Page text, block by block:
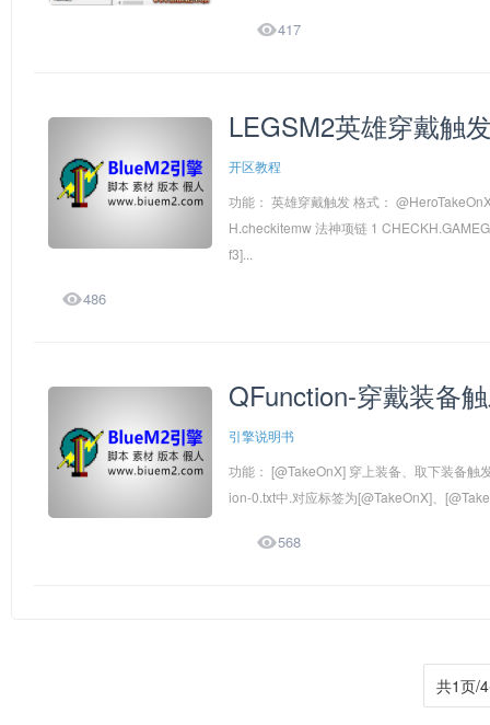
417
LEGSM2英雄穿戴触
开区教程
功能： 英雄穿戴触发 格式：
H.checkitemw 法神项链 1
f3]...
486
QFunction-穿戴装备
引擎说明书
功能： [@TakeOnX] 穿上装备、取下装备触
ion-0.txt中.对应标签为[@TakeOnX]、
568
共1页/